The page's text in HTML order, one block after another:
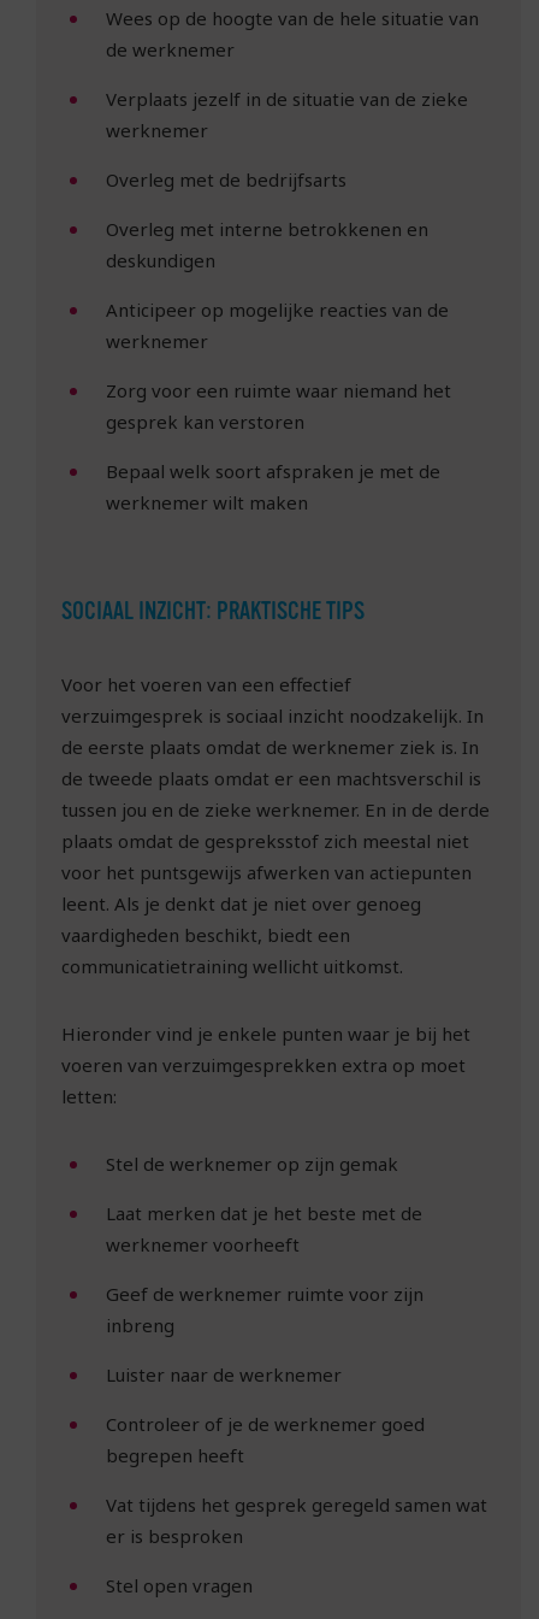
Wees op de hoogte van de hele situatie van
de werknemer
Verplaats jezelf in de situatie van de zieke
werknemer
Overleg met de bedrijfsarts
Overleg met interne betrokkenen en
deskundigen
Anticipeer op mogelijke reacties van de
werknemer
Zorg voor een ruimte waar niemand het
gesprek kan verstoren
Bepaal welk soort afspraken je met de
werknemer wilt maken
SOCIAAL INZICHT: PRAKTISCHE TIPS
Voor het voeren van een effectief
verzuimgesprek is sociaal inzicht noodzakelijk. In
de eerste plaats omdat de werknemer ziek is. In
de tweede plaats omdat er een machtsverschil is
tussen jou en de zieke werknemer. En in de derde
plaats omdat de gespreksstof zich meestal niet
voor het puntsgewijs afwerken van actiepunten
leent. Als je denkt dat je niet over genoeg
vaardigheden beschikt, biedt een
communicatietraining wellicht uitkomst.
Hieronder vind je enkele punten waar je bij het
voeren van verzuimgesprekken extra op moet
letten:
Stel de werknemer op zijn gemak
Laat merken dat je het beste met de
werknemer voorheeft
Geef de werknemer ruimte voor zijn
inbreng
Luister naar de werknemer
Controleer of je de werknemer goed
begrepen heeft
Vat tijdens het gesprek geregeld samen wat
er is besproken
Stel open vragen